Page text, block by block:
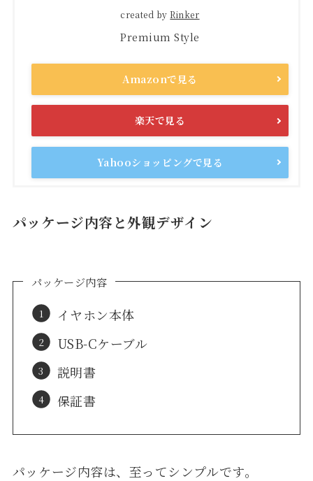
created byRinker
Premium Style
Amazonで見る
楽天で見る
Yahooショッピングで見る
パッケージ内容と外観デザイン
パッケージ内容
イヤホン本体
USB-Cケーブル
説明書
保証書
パッケージ内容は、至ってシンプルです。